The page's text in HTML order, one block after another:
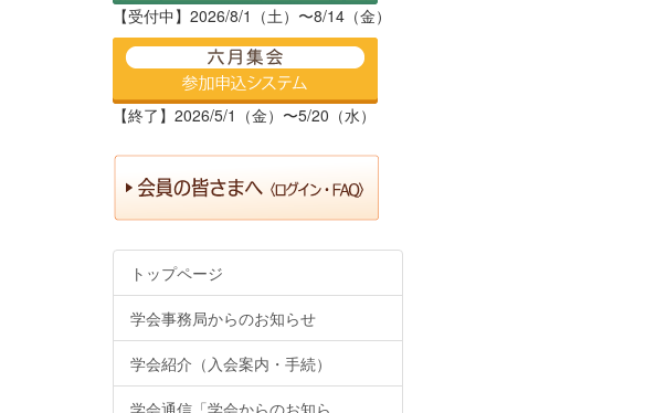
【受付中】2026/8/1（土）〜8/14（金）
【終了】2026/5/1（金）〜5/20（水）
トップページ
学会事務局からのお知らせ
学会紹介（入会案内・手続）
学会通信「学会からのお知ら